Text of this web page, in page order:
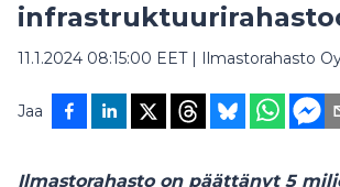
11.1.2024 08:15:00 EET| Ilmastorahasto
Jaa
Ilmastorahasto on päättänyt 5